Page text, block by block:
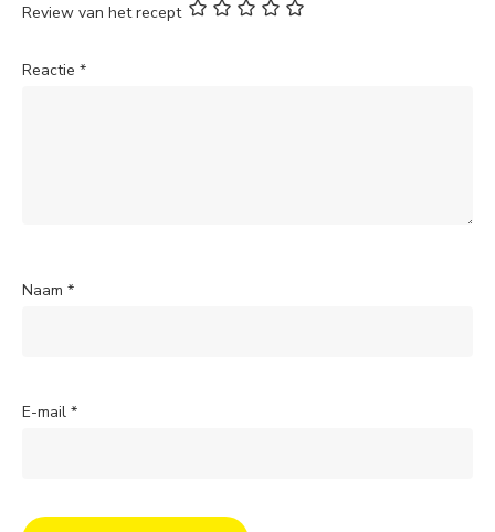
Review van het recept
Reactie *
Naam *
E-mail *